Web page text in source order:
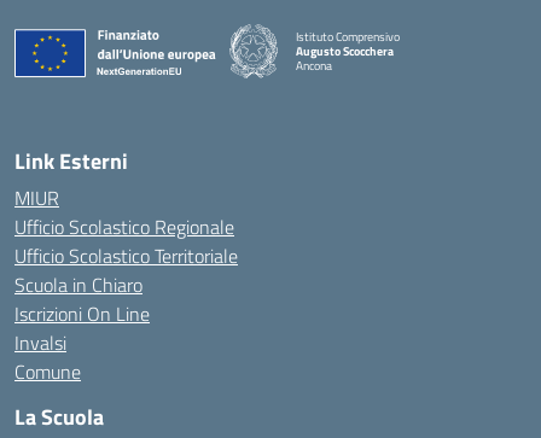
Istituto Comprensivo
Augusto Scocchera
Ancona
Link Esterni
MIUR
Ufficio Scolastico Regionale
Ufficio Scolastico Territoriale
Scuola in Chiaro
Iscrizioni On Line
Invalsi
Comune
La Scuola